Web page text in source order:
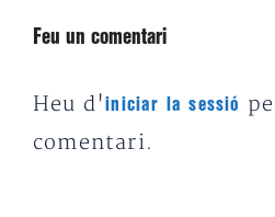
Feu un comentari
Heu d'iniciar la sessió
comentari.